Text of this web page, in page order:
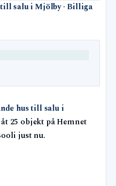
salu i Mjölby· Billiga
hus till salu i
25 objekt på Hemnet
just nu.